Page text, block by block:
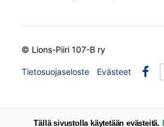
© Lions-Piiri 107-B ry
Tietosuojaseloste
Evästeet
Tällä sivustolla käytetään evästeitä.